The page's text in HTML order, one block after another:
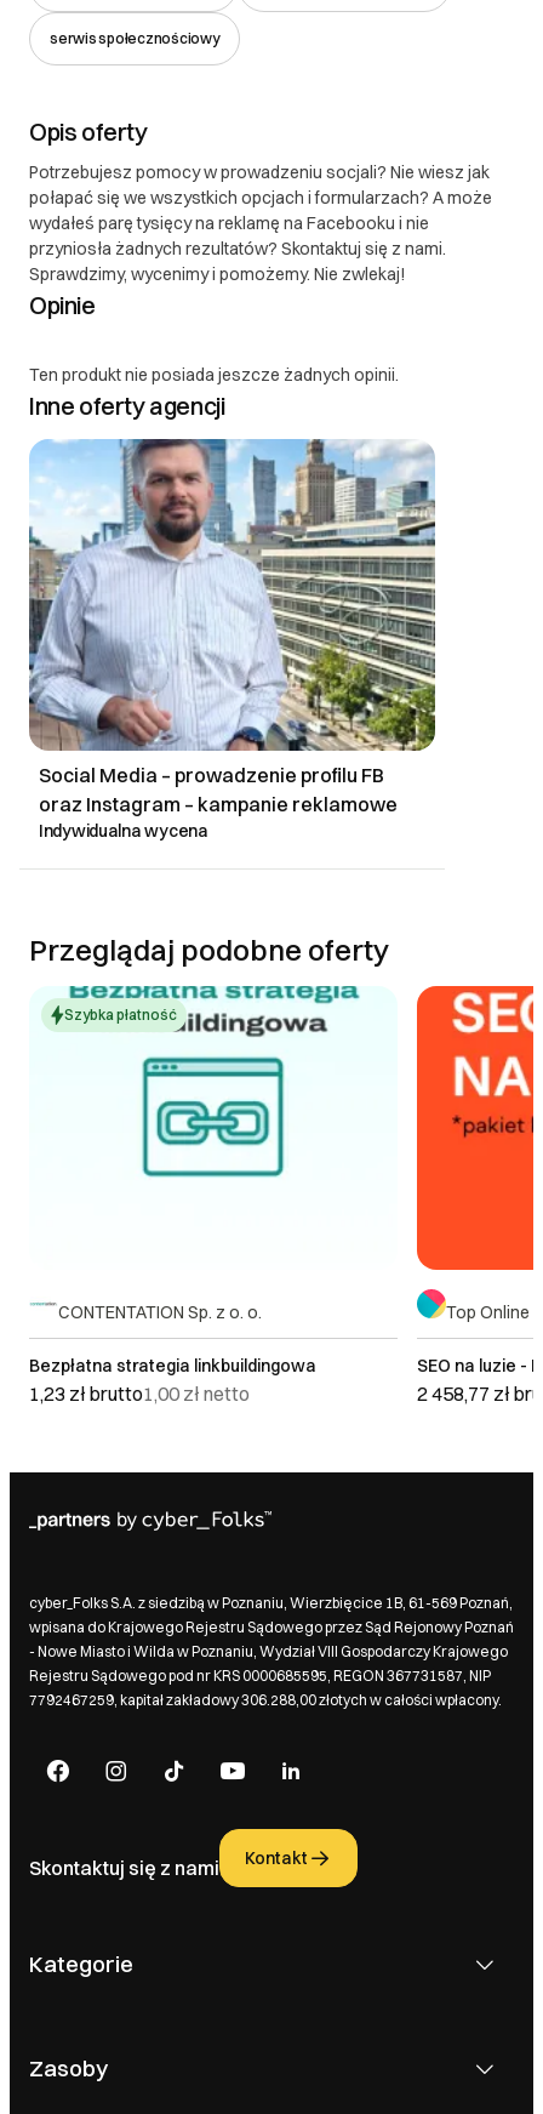
serwis społecznościowy
Opis oferty
Potrzebujesz pomocy w prowadzeniu socjali? Nie wiesz jak
połapać się we wszystkich opcjach i formularzach? A może
wydałeś parę tysięcy na reklamę na Facebooku i nie
przyniosła żadnych rezultatów? Skontaktuj się z nami.
Sprawdzimy, wycenimy i pomożemy. Nie zwlekaj!
Opinie
Ten produkt nie posiada jeszcze żadnych opinii.
Inne oferty agencji
Social Media – prowadzenie profilu FB
oraz Instagram – kampanie reklamowe
Indywidualna wycena
Przeglądaj podobne oferty
Szybka płatność
CONTENTATION Sp. z o. o.
Bezpłatna strategia linkbuildingowa
1,23 zł brutto1,00 zł netto
Top Online
SEO na luzie -
2 458,77 zł
cyber_Folks S.A. z siedzibą w Poznaniu, Wierzbięcice 1B, 61-569 Poznań,
wpisana do Krajowego Rejestru Sądowego przez Sąd Rejonowy Poznań
- Nowe Miasto i Wilda w Poznaniu, Wydział VIII Gospodarczy Krajowego
Rejestru Sądowego pod nr KRS 0000685595, REGON 367731587, NIP
7792467259, kapitał zakładowy 306.288,00 złotych w całości wpłacony.
Skontaktuj się z nami Kontakt
Kategorie
Zasoby